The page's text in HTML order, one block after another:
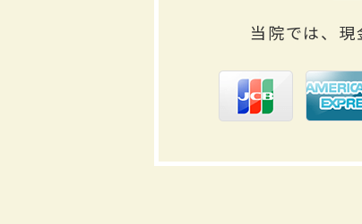
当院では、